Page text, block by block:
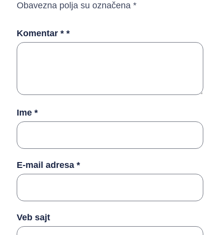
Obavezna polja su označena *
Komentar * *
Ime *
E-mail adresa *
Veb sajt